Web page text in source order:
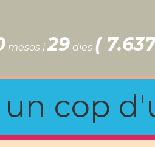
mesos i29dies (
cop